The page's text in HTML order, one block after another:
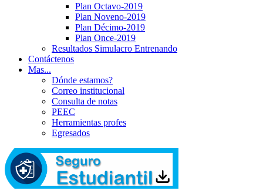
Plan Octavo-2019
Plan Noveno-2019
Plan Décimo-2019
Plan Once-2019
Resultados Simulacro Entrenando
Contáctenos
Mas...
Dónde estamos?
Correo institucional
Consulta de notas
PEEC
Herramientas profes
Egresados